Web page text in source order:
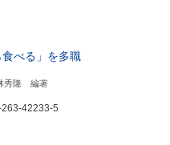
食べる」を多職
秀隆 編著
42233-5